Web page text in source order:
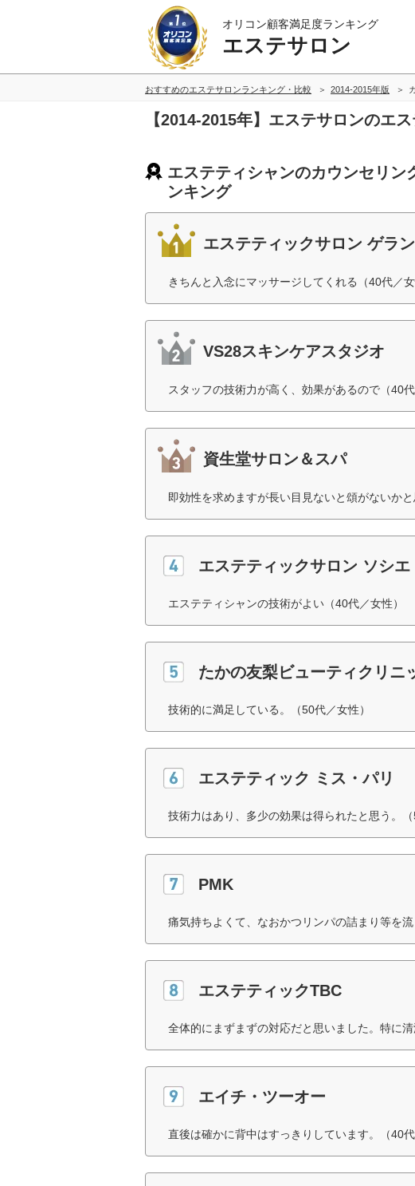
オリコン顧客満足度ランキング
エステサロン
おすすめのエステサロンランキング・比較 2014-2015年版
【2014-2015年】エステサロンのエ
エステティシャンのカウンセリン
ンキング
エステティックサロン ゲラ
きちんと入念にマッサージしてくれる（40代／女
VS28スキンケアスタジオ
スタッフの技術力が高く、効果があるので（40代
資生堂サロン＆スパ
即効性を求めますが長い目見ないと頌がないか
エステティックサロン ソシエ
エステティシャンの技術がよい（40代／女性）
たかの友梨ビューティクリニ
技術的に満足している。（50代／女性）
エステティック ミス・パリ
技術力はあり、多少の効果は得られたと思う。（
PMK
痛気持ちよくて、なおかつリンパの詰まり等を
エステティックTBC
全体的にまずまずの対応だと思いました。特に
エイチ・ツーオー
直後は確かに背中はすっきりしています。（40代